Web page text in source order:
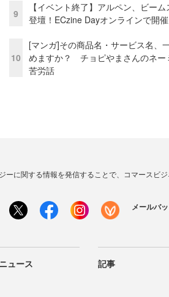
9
【イベント終了】アルペン、ビー
登壇！ECzine Dayオンラインで開催
10
[マンガ]その商品名・サービス名、
めますか？ チョピやまさんのネー
苦労話
ーに関する情報を発信することで、コマースビジ
メールバ
ニュース 記事